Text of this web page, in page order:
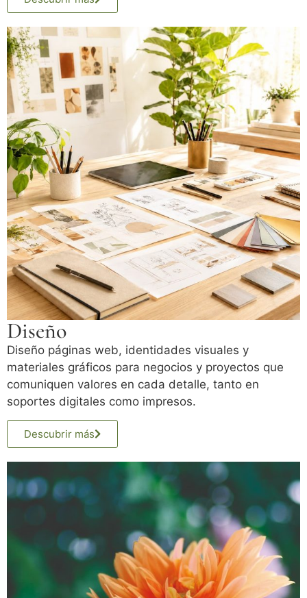
Diseño
Diseño páginas web, identidades visuales y
materiales gráficos para negocios y proyectos que
comuniquen valores en cada detalle, tanto en
soportes digitales como impresos.
Descubrir más